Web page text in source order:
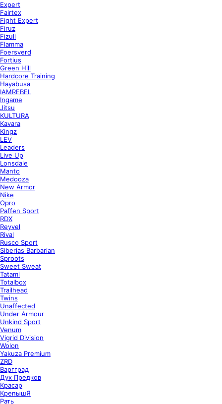
Expert
Fairtex
Fight Expert
Firuz
Fizuli
Flamma
Foersverd
Fortius
Green Hill
Hardcore Training
Hayabusa
IAMREBEL
Ingame
Jitsu
KULTURA
Kavara
Kingz
LEV
Leaders
Live Up
Lonsdale
Manto
Medooza
New Armor
Nike
Opro
Paffen Sport
RDX
Reyvel
Rival
Rusco Sport
Siberias Barbarian
Sproots
Sweet Sweat
Tatami
Totalbox
Trailhead
Twins
Unaffected
Under Armour
Unkind Sport
Venum
Vigrid Division
Wolon
Yakuza Premium
ZRD
Варгград
Дух Предков
Красар
КрепышЯ
Рать